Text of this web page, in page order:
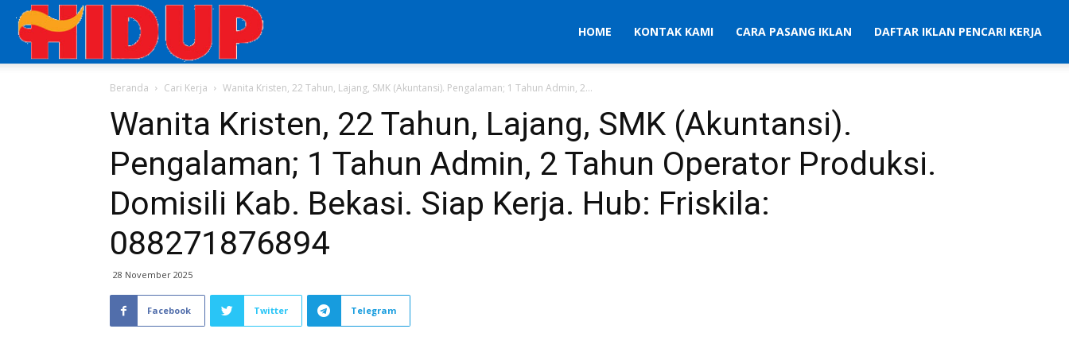
Cari
Kerja
HOME KONTAK KAMI CARA PASANG IKLAN DAFTAR IKLAN PENCARI KERJA
Beranda Cari Kerja Wanita Kristen, 22 Tahun, Lajang, SMK (Akuntansi). Pengalaman; 1 Tahun Admin, 2...
Wanita Kristen, 22 Tahun, Lajang, SMK (Akuntansi).
Pengalaman; 1 Tahun Admin, 2 Tahun Operator Produksi.
Domisili Kab. Bekasi. Siap Kerja. Hub: Friskila:
088271876894
28 November 2025
Facebook Twitter Telegram